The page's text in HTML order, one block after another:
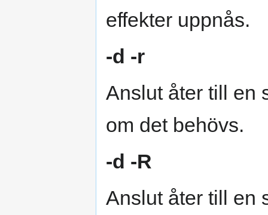
effekter uppnås.
-d -r
Anslut åter till en
om det behövs.
-d -R
Anslut åter till en